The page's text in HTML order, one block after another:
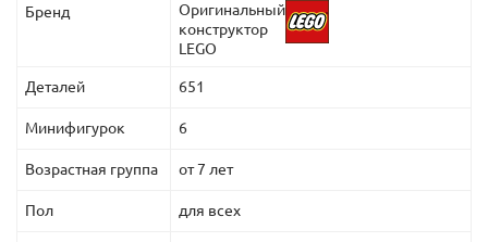
Бренд
Оригинальный
конструктор
LEGO
Деталей 651
Минифигурок 6
Возрастная группа от 7 лет
Пол для всех